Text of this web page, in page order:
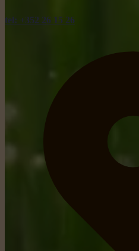
tel: +352 26 15 26